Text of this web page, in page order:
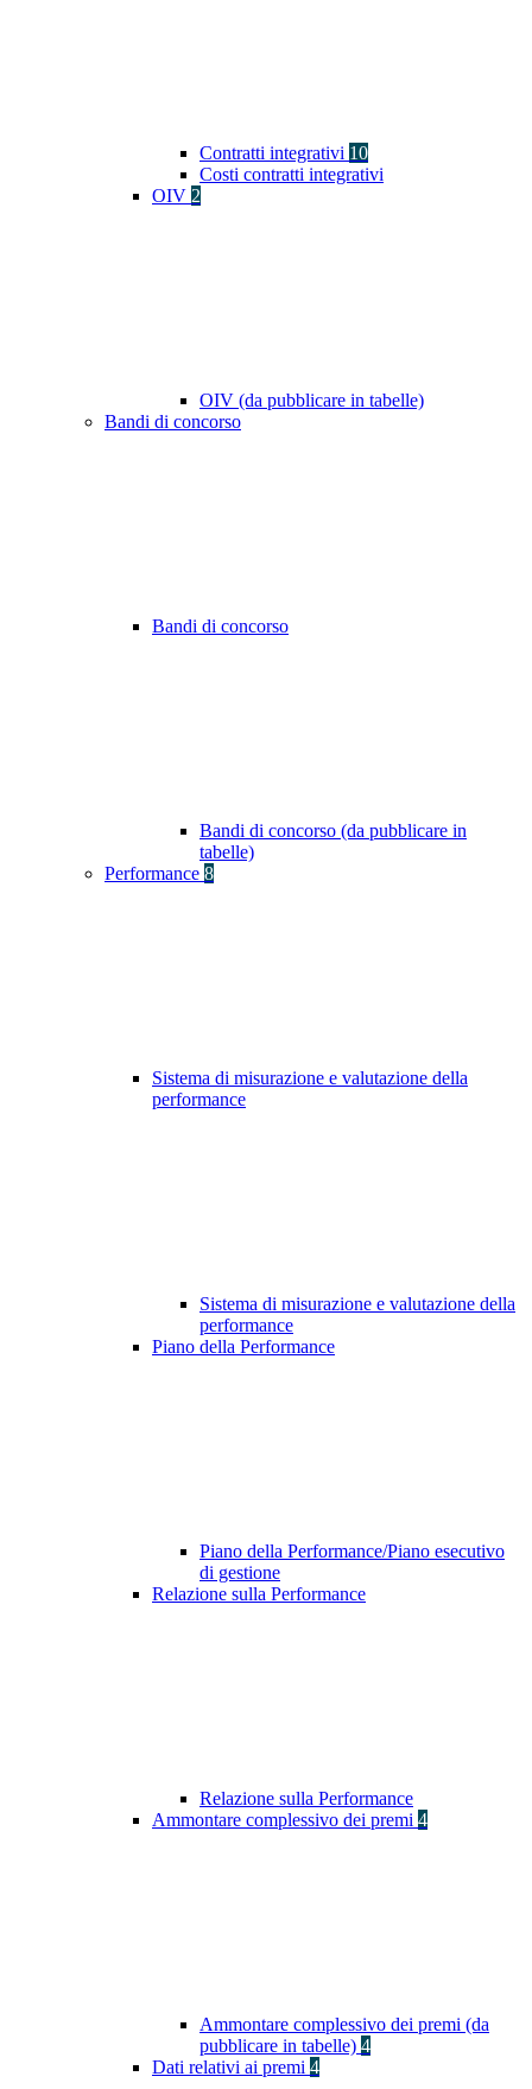
Contratti integrativi 10
Costi contratti integrativi
OIV 2
OIV (da pubblicare in tabelle)
Bandi di concorso
Bandi di concorso
Bandi di concorso (da pubblicare in
tabelle)
Performance 8
Sistema di misurazione e valutazione della
performance
Sistema di misurazione e valutazione della
performance
Piano della Performance
Piano della Performance/Piano esecutivo
di gestione
Relazione sulla Performance
Relazione sulla Performance
Ammontare complessivo dei premi 4
Ammontare complessivo dei premi (da
pubblicare in tabelle) 4
Dati relativi ai premi 4